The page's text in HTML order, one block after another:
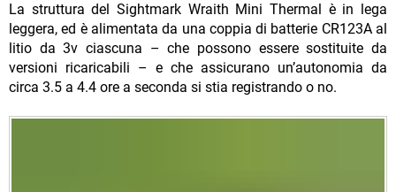
La struttura del Sightmark Wraith Mini Thermal è in lega
leggera, ed è alimentata da una coppia di batterie CR123A al
litio da 3v ciascuna – che possono essere sostituite da
versioni ricaricabili – e che assicurano un’autonomia da
circa 3.5 a 4.4 ore a seconda si stia registrando o no.